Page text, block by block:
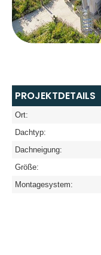
PROJEKTDETAILS
Ort:
Dachtyp:
Dachneigung:
Größe:
Montagesystem: